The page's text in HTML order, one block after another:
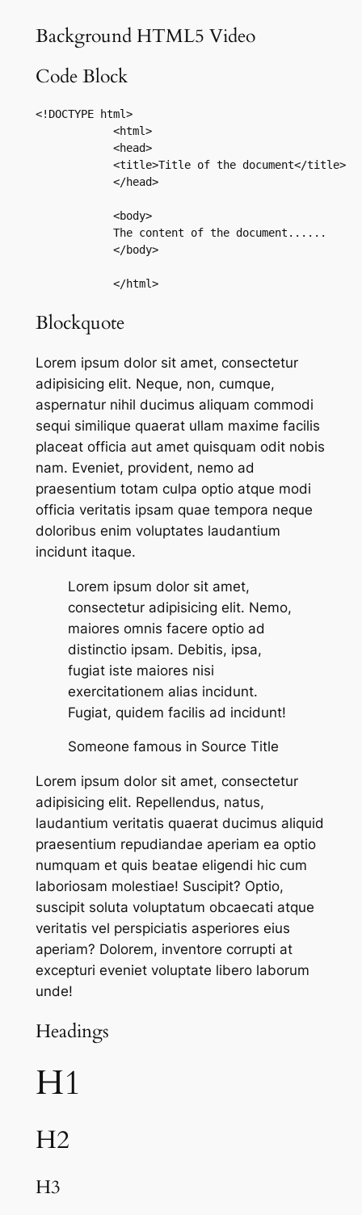
Background HTML5 Video
Code Block
<!DOCTYPE html>
            <html>
            <head>
            <title>Title of the document</title>
            </head>
            <body>
            The content of the document......
            </body>
            </html>
Blockquote
Lorem ipsum dolor sit amet, consectetur
adipisicing elit. Neque, non, cumque,
aspernatur nihil ducimus aliquam commodi
sequi similique quaerat ullam maxime facilis
placeat officia aut amet quisquam odit nobis
nam. Eveniet, provident, nemo ad
praesentium totam culpa optio atque modi
officia veritatis ipsam quae tempora neque
doloribus enim voluptates laudantium
incidunt itaque.
Lorem ipsum dolor sit amet,
consectetur adipisicing elit. Nemo,
maiores omnis facere optio ad
distinctio ipsam. Debitis, ipsa,
fugiat iste maiores nisi
exercitationem alias incidunt.
Fugiat, quidem facilis ad incidunt!
Someone famous in Source Title
Lorem ipsum dolor sit amet, consectetur
adipisicing elit. Repellendus, natus,
laudantium veritatis quaerat ducimus aliquid
praesentium repudiandae aperiam ea optio
numquam et quis beatae eligendi hic cum
laboriosam molestiae! Suscipit? Optio,
suscipit soluta voluptatum obcaecati atque
veritatis vel perspiciatis asperiores eius
aperiam? Dolorem, inventore corrupti at
excepturi eveniet voluptate libero laborum
unde!
Headings
H1
H2
H3